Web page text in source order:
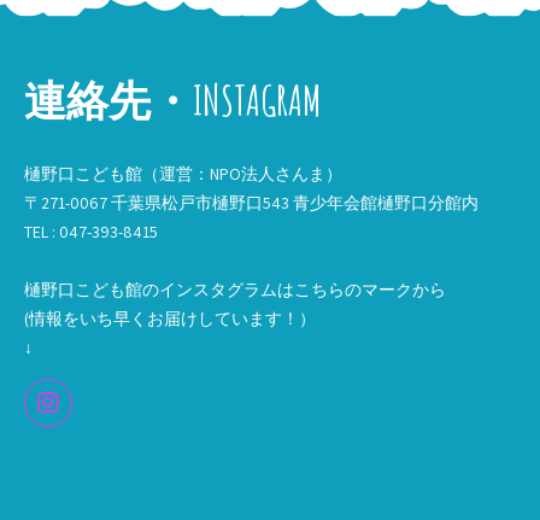
連絡先・INSTAGRAM
樋野口こども館（運営：NPO法人さんま）
〒271-0067 千葉県松戸市樋野口543 青少年会館樋野口分館内
TEL : 047-393-8415
樋野口こども館のインスタグラムはこちらのマークから
(情報をいち早くお届けしています！）
↓